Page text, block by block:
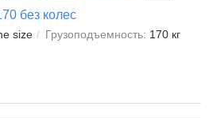
без колес
size Грузоподъемность: 170 кг